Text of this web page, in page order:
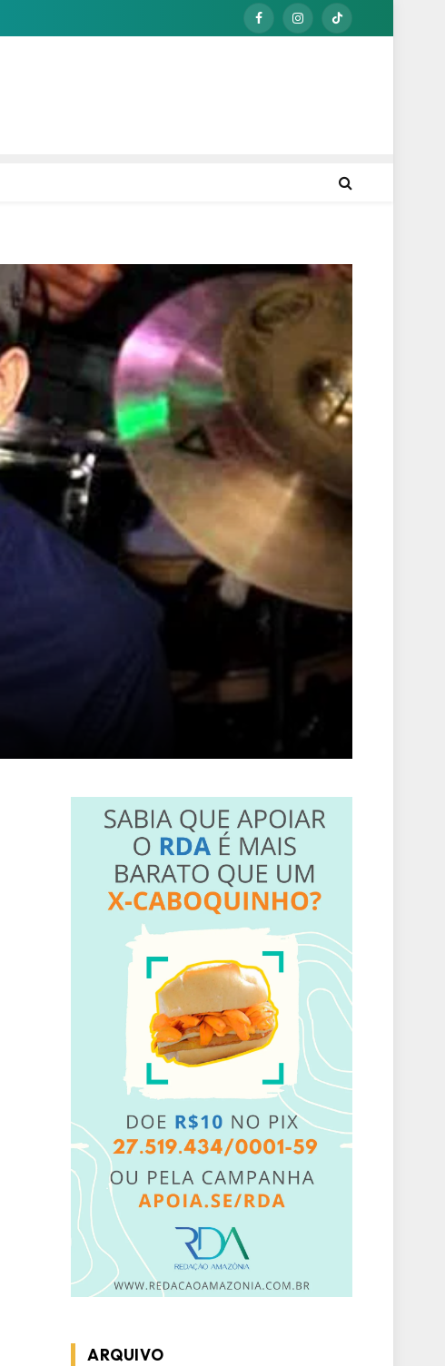
FacebookInstagramTikTok
ARQUIVO